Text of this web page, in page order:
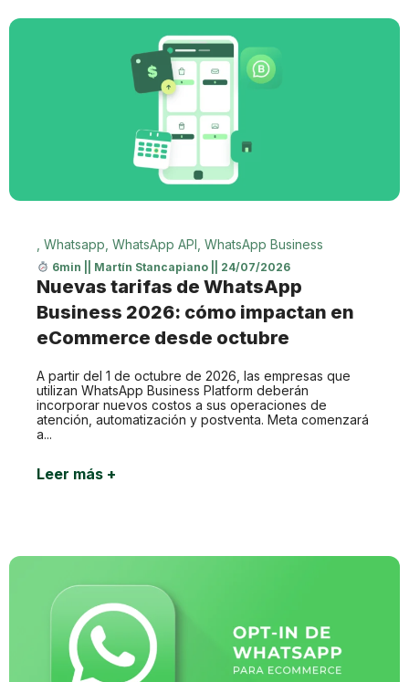
Whatsapp WhatsApp API WhatsApp Business
6min Martín Stancapiano 24/07/2026
Nuevas tarifas de WhatsApp
Business 2026: cómo impactan en
eCommerce desde octubre
A partir del 1 de octubre de 2026, las empresas que
utilizan WhatsApp Business Platform deberán
incorporar nuevos costos a sus operaciones de
atención, automatización y postventa. Meta comenzará
a...
Leer más +